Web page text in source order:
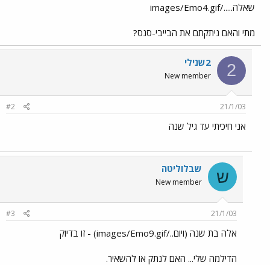
י
שאלה...../images/Emo4.gif
מתי והאם ניתקתם את הבייבי-סנס?
2 2שנילי
New member
21/1/03
#2
אני חיכיתי עד גיל שנה
ש שבלוליטה
New member
21/1/03
#3
אלה בת שנה (ויום../images/Emo9.gif) - זו בדיוק
הדילמה שלי... האם לנתק או להשאיר.